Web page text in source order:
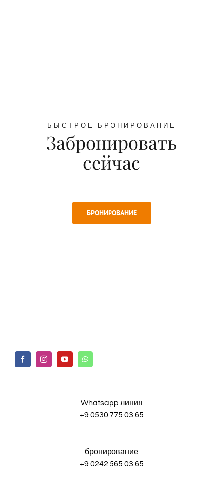
БЫСТРОЕ БРОНИРОВАНИЕ
Забронировать
сейчас
БРОНИРОВАНИЕ
Whatsapp линия
+9 0530 775 03 65
бронирование
+9 0242 565 03 65